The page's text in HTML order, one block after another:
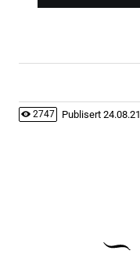
2747 Publisert 24.08.21